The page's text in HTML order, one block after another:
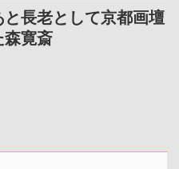
長老として京都画壇
森寛斎